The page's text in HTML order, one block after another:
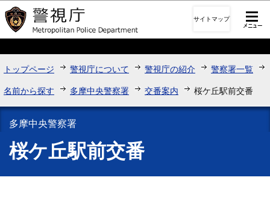
このページの本文へ移動
サイトマップ
トップページ 警視庁について 警視庁の紹介 警察署一覧
名前から探す 多摩中央警察署 交番案内 桜ケ丘駅前交番
多摩中央警察署
桜ケ丘駅前交番